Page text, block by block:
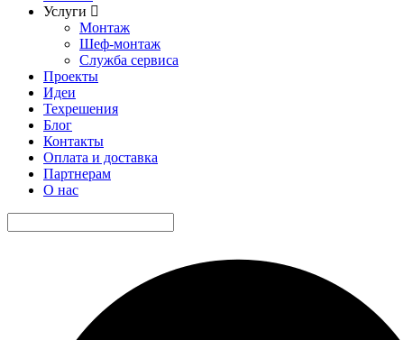
Услуги
Монтаж
Шеф-монтаж
Служба сервиса
Проекты
Идеи
Техрешения
Блог
Контакты
Оплата и доставка
Партнерам
О нас